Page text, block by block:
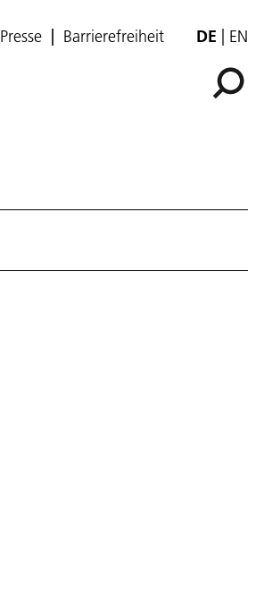
Presse Barrierefreiheit DE EN